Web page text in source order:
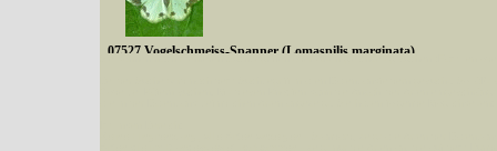
07527 Vogelschmeiss-Spanner (Lomaspilis marginata)